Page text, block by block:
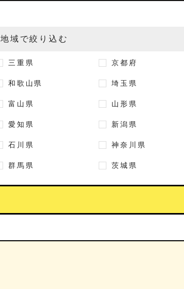
地域で絞り込む
三重県 京都府
和歌山県 埼玉県
富山県 山形県
愛知県 新潟県
石川県 神奈川県
群馬県 茨城県